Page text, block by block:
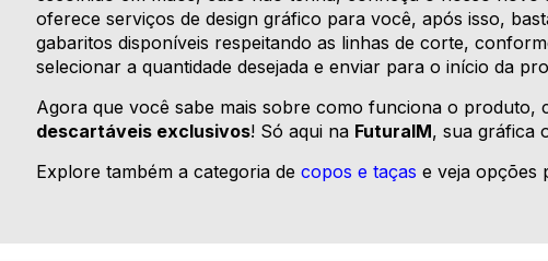
oferece serviços de design gráfico para você, após isso,
gabaritos disponíveis respeitando as linhas de corte,
selecionar a quantidade desejada e enviar para o início da
Agora que você sabe mais sobre como funciona o produto,
descartáveis exclusivos! Só aqui na FuturaIM, sua gráfica
Explore também a categoria decopos e taças e veja opções